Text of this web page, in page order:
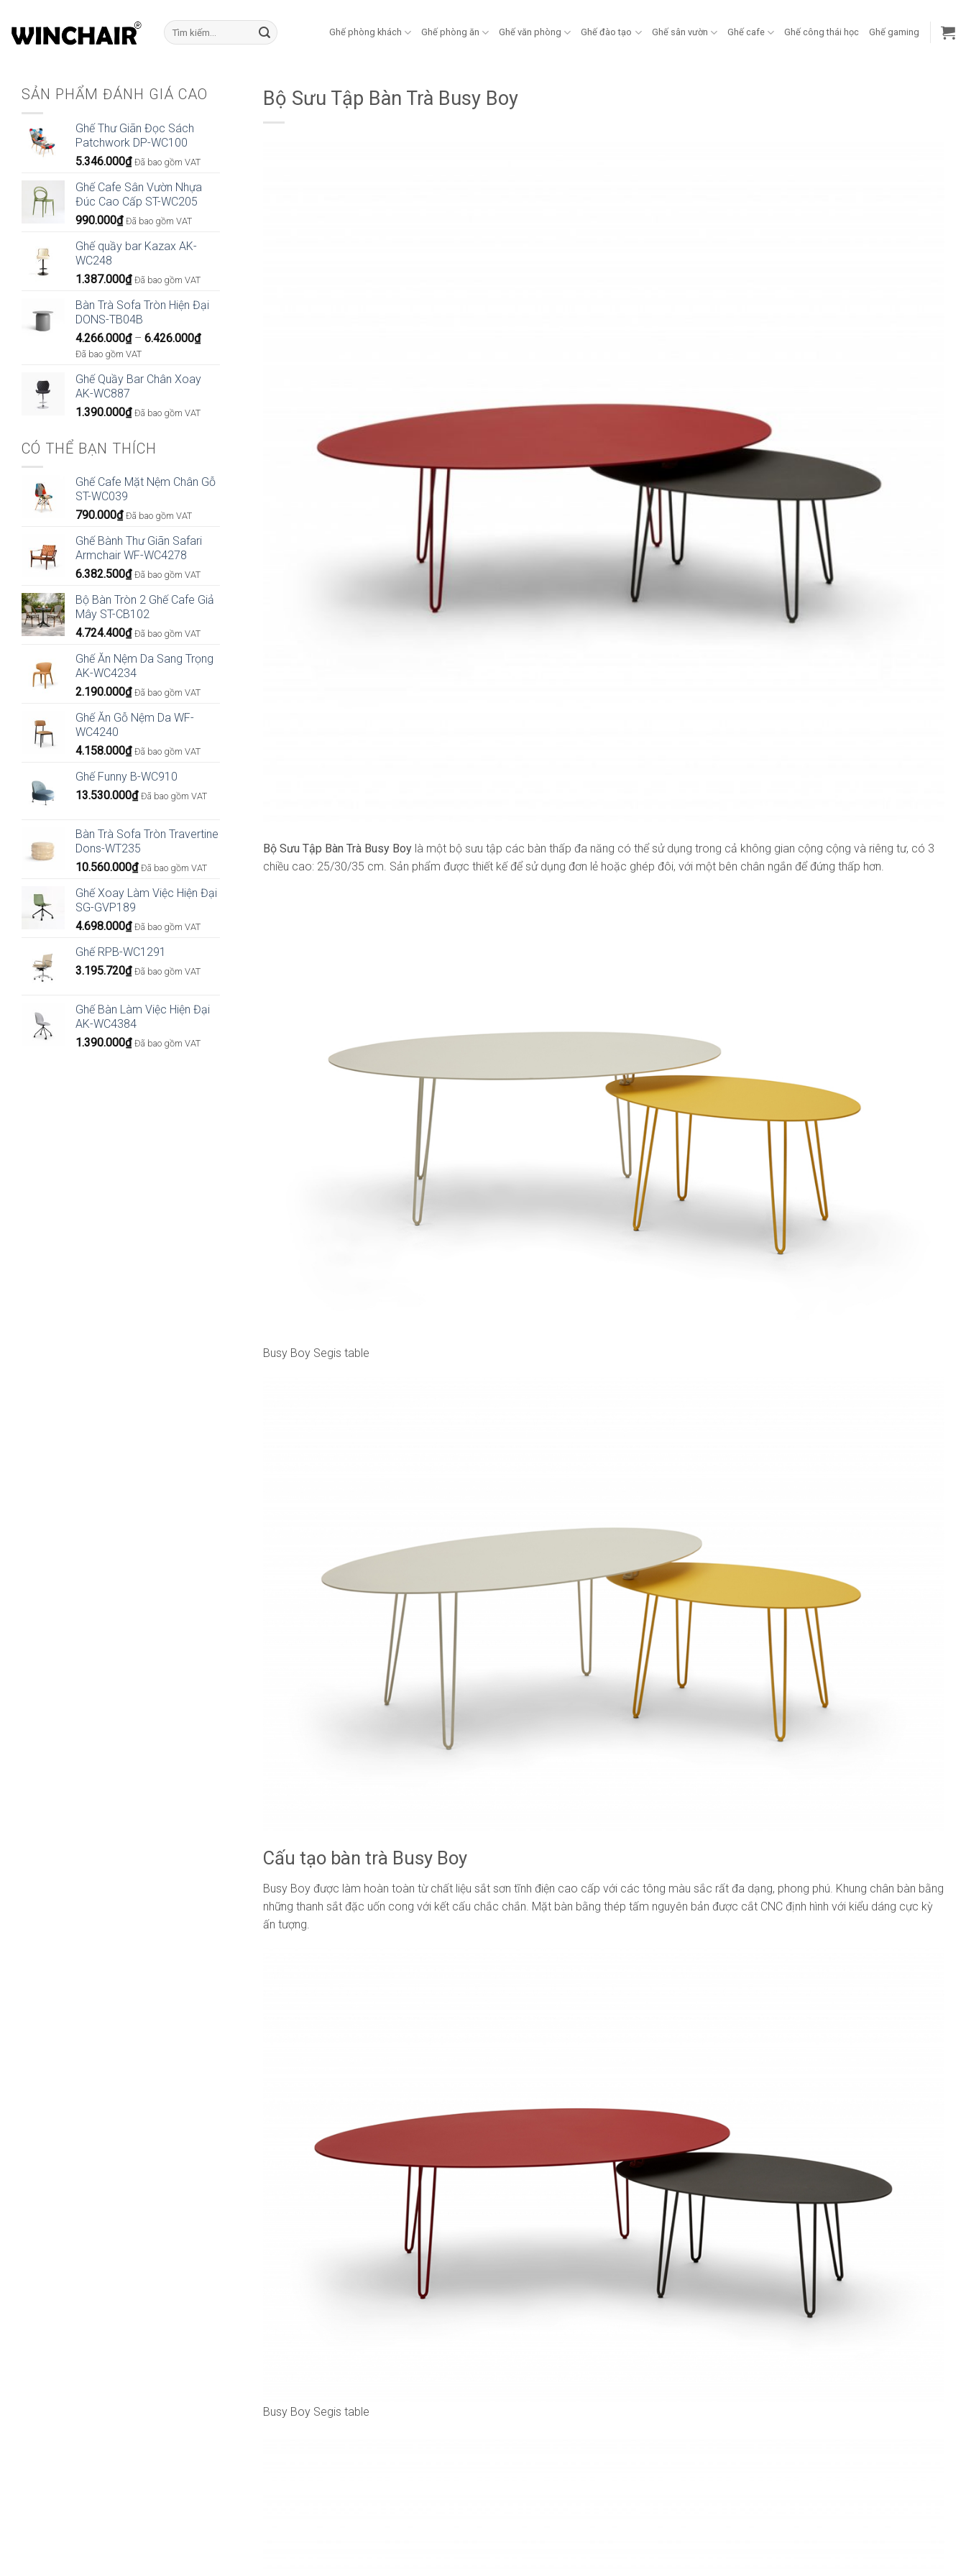
qua
Tìm
kiếm:
Ghế phòng khách Ghế phòng ăn Ghế văn phòng Ghế đào tạo Ghế sân vườn Ghế cafe Ghế công thái học Ghế gaming
SẢN PHẨM ĐÁNH GIÁ CAO
Ghế Thư Giãn Đọc Sách
Patchwork DP-WC100
5.346.000₫ Đã bao gồm VAT
Ghế Cafe Sân Vườn Nhựa
Đúc Cao Cấp ST-WC205
990.000₫ Đã bao gồm VAT
Ghế quầy bar Kazax AK-
WC248
1.387.000₫ Đã bao gồm VAT
Bàn Trà Sofa Tròn Hiện Đại
DONS-TB04B
4.266.000₫ – 6.426.000₫Khoảng
4.266.000₫
6.426.000₫
Đã bao gồm VAT
Ghế Quầy Bar Chân Xoay
AK-WC887
1.390.000₫ Đã bao gồm VAT
CÓ THỂ BẠN THÍCH
Ghế Cafe Mặt Nệm Chân Gỗ
ST-WC039
790.000₫ Đã bao gồm VAT
Ghế Bành Thư Giãn Safari
Armchair WF-WC4278
6.382.500₫ Đã bao gồm VAT
Bộ Bàn Tròn 2 Ghế Cafe Giả
Mây ST-CB102
4.724.400₫ Đã bao gồm VAT
Ghế Ăn Nệm Da Sang Trọng
AK-WC4234
2.190.000₫ Đã bao gồm VAT
Ghế Ăn Gỗ Nệm Da WF-
WC4240
4.158.000₫ Đã bao gồm VAT
Ghế Funny B-WC910
13.530.000₫ Đã bao gồm VAT
Bàn Trà Sofa Tròn Travertine
Dons-WT235
10.560.000₫ Đã bao gồm VAT
Ghế Xoay Làm Việc Hiện Đại
SG-GVP189
4.698.000₫ Đã bao gồm VAT
Ghế RPB-WC1291
3.195.720₫ Đã bao gồm VAT
Ghế Bàn Làm Việc Hiện Đại
AK-WC4384
1.390.000₫ Đã bao gồm VAT
Bộ Sưu Tập Bàn Trà Busy Boy
Bộ Sưu Tập Bàn Trà Busy Boy là một bộ sưu tập các bàn thấp đa năng có thể sử dụng trong cả không gian cộng cộng và riêng tư, có 3
chiều cao: 25/30/35 cm. Sản phẩm được thiết kế để sử dụng đơn lẻ hoặc ghép đôi, với một bên chân ngắn để đứng thấp hơn.
Busy Boy Segis table
Cấu tạo bàn trà Busy Boy
Busy Boy được làm hoàn toàn từ chất liệu sắt sơn tĩnh điện cao cấp với các tông màu sắc rất đa dạng, phong phú. Khung chân bàn bằng
những thanh sắt đặc uốn cong với kết cấu chắc chắn. Mặt bàn bằng thép tấm nguyên bản được cắt CNC định hình với kiểu dáng cực kỳ
ấn tượng.
Busy Boy Segis table